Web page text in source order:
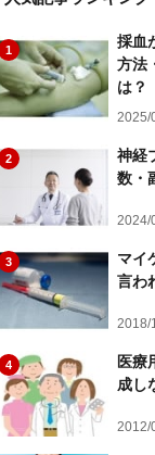
1
採血
方法
は？
2025/
2
神経
数・
2024/
3
マイ
言わ
2018/
4
医療
成し
2012/